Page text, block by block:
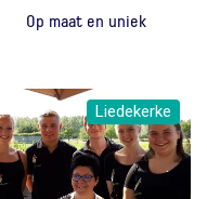
Op maat en uniek
Liedekerke